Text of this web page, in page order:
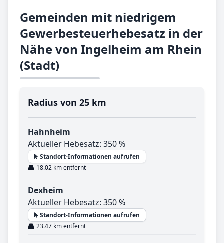
Gemeinden mit niedrigem
Gewerbesteuerhebesatz in der
Nähe von Ingelheim am Rhein
(Stadt)
Radius von 25 km
Hahnheim
Aktueller Hebesatz: 350 %
Standort-Informationen aufrufen
18.02 km entfernt
Dexheim
Aktueller Hebesatz: 350 %
Standort-Informationen aufrufen
23.47 km entfernt